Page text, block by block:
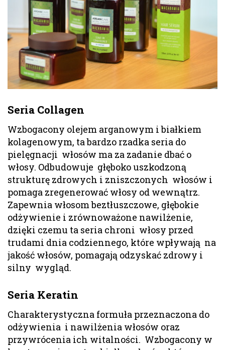
Seria Collagen
Wzbogacony olejem arganowym i białkiem
kolagenowym, ta bardzo rzadka seria do
pielęgnacji włosów ma za zadanie dbać o
włosy. Odbudowuje głęboko uszkodzoną
strukturę zdrowych i zniszczonych włosów i
pomaga zregenerować włosy od wewnątrz.
Zapewnia włosom beztłuszczowe, głębokie
odżywienie i zrównoważone nawilżenie,
dzięki czemu ta seria chroni włosy przed
trudami dnia codziennego, które wpływają na
jakość włosów, pomagają odzyskać zdrowy i
silny wygląd.
Seria Keratin
Charakterystyczna formuła przeznaczona do
odżywienia i nawilżenia włosów oraz
przywrócenia ich witalności. Wzbogacony w